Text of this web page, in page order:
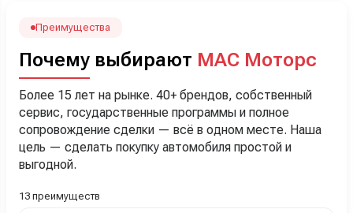
менеджеру Сергею, профессионал своего дела!
Преимущества
Почему выбирают МАС Моторс
Более 15 лет на рынке. 40+ брендов, собственный
сервис, государственные программы и полное
сопровождение сделки — всё в одном месте. Наша
цель — сделать покупку автомобиля простой и
выгодной.
13 преимуществ